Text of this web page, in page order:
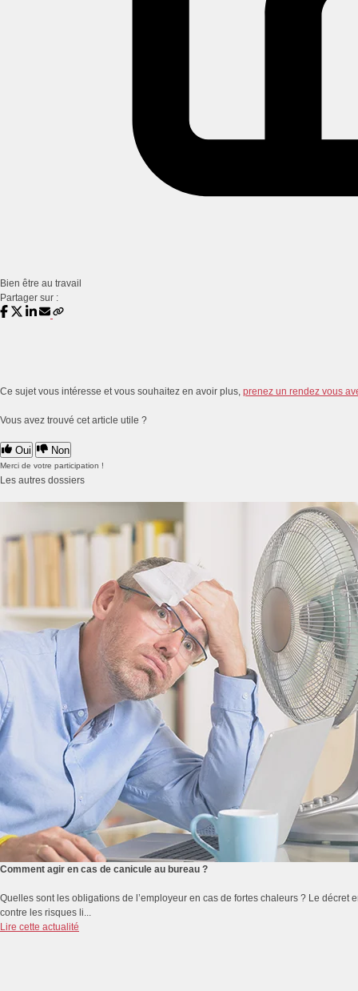
Bien être au travail
Partager sur :
Ce sujet vous intéresse et vous souhaitez en avoir plus, prenez un rendez vous
Vous avez trouvé cet article utile ?
Oui Non
Merci de votre participation !
Les autres dossiers
Comment agir en cas de canicule au bureau ?
Quelles sont les obligations de l’employeur en cas de fortes chaleurs ? Le
contre les risques li...
Lire cette actualité